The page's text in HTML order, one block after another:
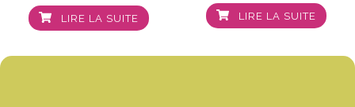
LIRE LA SUITE LIRE LA SUITE